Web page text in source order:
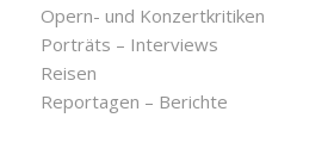
Opern- und Konzertkritiken
Porträts – Interviews
Reisen
Reportagen – Berichte